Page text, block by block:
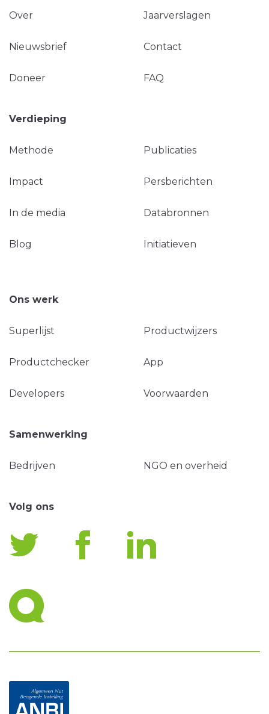
Over Jaarverslagen
Nieuwsbrief Contact
Doneer FAQ
Verdieping
Methode Publicaties
Impact Persberichten
In de media Databronnen
Blog Initiatieven
Ons werk
Superlijst Productwijzers
Productchecker App
Developers Voorwaarden
Samenwerking
Bedrijven NGO en overheid
Volg ons